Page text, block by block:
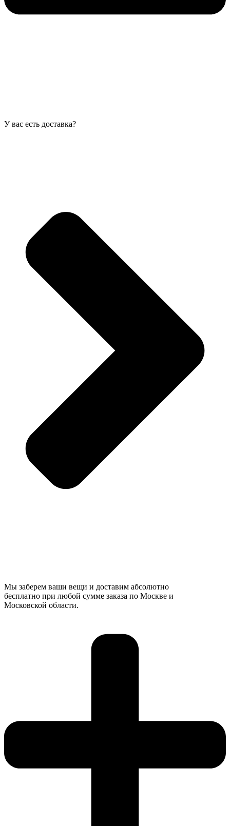
У вас есть доставка?
Мы заберем ваши вещи и доставим абсолютно
бесплатно при любой сумме заказа по Москве и
Московской области.